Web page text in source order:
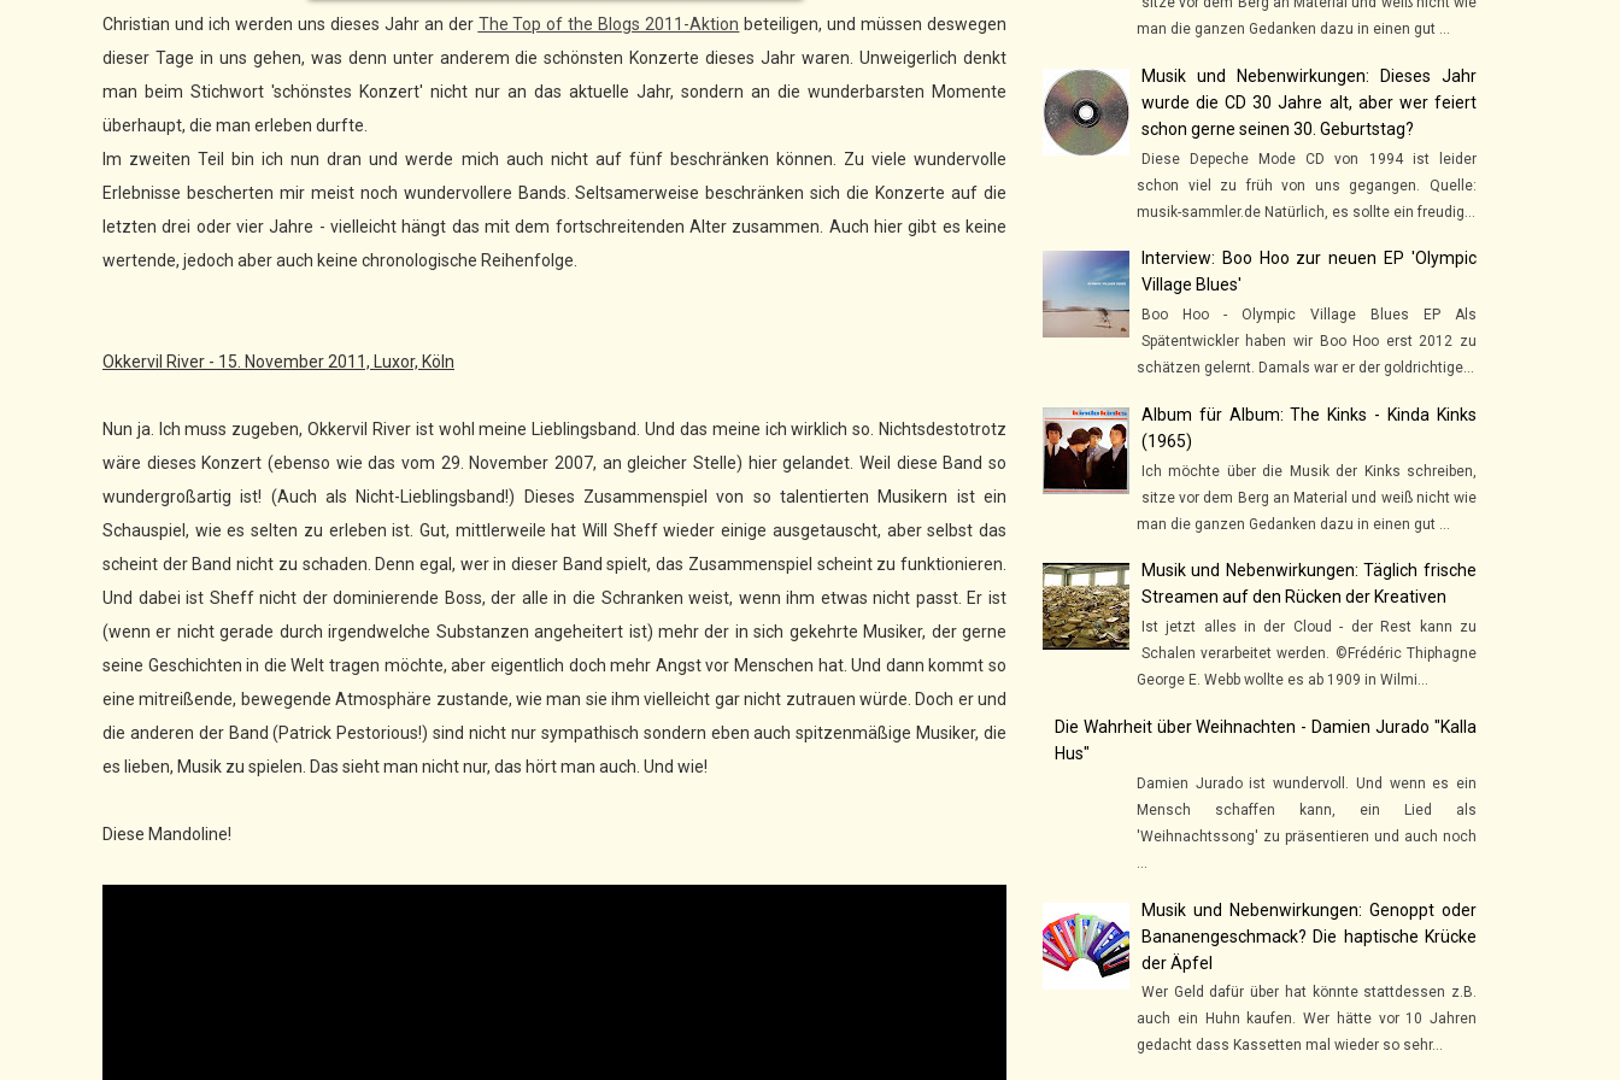
Christian und ich werden uns dieses Jahr an der The Top of the Blogs 2011-Aktion beteiligen, und müssen deswegen
dieser Tage in uns gehen, was denn unter anderem die schönsten Konzerte dieses Jahr waren. Unweigerlich denkt
man beim Stichwort 'schönstes Konzert' nicht nur an das aktuelle Jahr, sondern an die wunderbarsten Momente
überhaupt, die man erleben durfte.
Im zweiten Teil bin ich nun dran und werde mich auch nicht auf fünf beschränken können. Zu viele wundervolle
Erlebnisse bescherten mir meist noch wundervollere Bands. Seltsamerweise beschränken sich die Konzerte auf die
letzten drei oder vier Jahre - vielleicht hängt das mit dem fortschreitenden Alter zusammen. Auch hier gibt es keine
wertende, jedoch aber auch keine chronologische Reihenfolge.
Okkervil River - 15. November 2011, Luxor, Köln
Nun ja. Ich muss zugeben, Okkervil River ist wohl meine Lieblingsband. Und das meine ich wirklich so. Nichtsdestotrotz
wäre dieses Konzert (ebenso wie das vom 29. November 2007, an gleicher Stelle) hier gelandet. Weil diese Band so
wundergroßartig ist! (Auch als Nicht-Lieblingsband!) Dieses Zusammenspiel von so talentierten Musikern ist ein
Schauspiel, wie es selten zu erleben ist. Gut, mittlerweile hat Will Sheff wieder einige ausgetauscht, aber selbst das
scheint der Band nicht zu schaden. Denn egal, wer in dieser Band spielt, das Zusammenspiel scheint zu funktionieren.
Und dabei ist Sheff nicht der dominierende Boss, der alle in die Schranken weist, wenn ihm etwas nicht passt. Er ist
(wenn er nicht gerade durch irgendwelche Substanzen angeheitert ist) mehr der in sich gekehrte Musiker, der gerne
seine Geschichten in die Welt tragen möchte, aber eigentlich doch mehr Angst vor Menschen hat. Und dann kommt so
eine mitreißende, bewegende Atmosphäre zustande, wie man sie ihm vielleicht gar nicht zutrauen würde. Doch er und
die anderen der Band (Patrick Pestorious!) sind nicht nur sympathisch sondern eben auch spitzenmäßige Musiker, die
es lieben, Musik zu spielen. Das sieht man nicht nur, das hört man auch. Und wie!
Diese Mandoline!
man die ganzen Gedanken dazu in einen gut ...
Musik und Nebenwirkungen: Dieses Jahr
wurde die CD 30 Jahre alt, aber wer feiert
schon gerne seinen 30. Geburtstag?
Diese Depeche Mode CD von 1994 ist leider
schon viel zu früh von uns gegangen. Quelle:
musik-sammler.de Natürlich, es sollte ein freudig...
Interview: Boo Hoo zur neuen EP 'Olympic
Village Blues'
Boo Hoo - Olympic Village Blues EP Als
Spätentwickler haben wir Boo Hoo erst 2012 zu
schätzen gelernt. Damals war er der goldrichtige...
Album für Album: The Kinks - Kinda Kinks
(1965)
Ich möchte über die Musik der Kinks schreiben,
sitze vor dem Berg an Material und weiß nicht wie
man die ganzen Gedanken dazu in einen gut ...
Musik und Nebenwirkungen: Täglich frische
Streamen auf den Rücken der Kreativen
Ist jetzt alles in der Cloud - der Rest kann zu
Schalen verarbeitet werden. ©Frédéric Thiphagne
George E. Webb wollte es ab 1909 in Wilmi...
Die Wahrheit über Weihnachten - Damien Jurado "Kalla
Hus"
Damien Jurado ist wundervoll. Und wenn es ein
Mensch schaffen kann, ein Lied als
'Weihnachtssong' zu präsentieren und auch noch
...
Musik und Nebenwirkungen: Genoppt oder
Bananengeschmack? Die haptische Krücke
der Äpfel
Wer Geld dafür über hat könnte stattdessen z.B.
auch ein Huhn kaufen. Wer hätte vor 10 Jahren
gedacht dass Kassetten mal wieder so sehr...